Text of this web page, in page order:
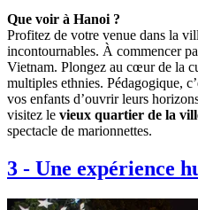
Que voir à Hanoi ?
Profitez de votre venue dans la
incontournables. À commencer
Vietnam. Plongez au cœur de la
multiples ethnies. Pédagogique,
vos enfants d’ouvrir leurs
visitez le vieux quartier de la
spectacle de marionnettes.
3 - Une expérience